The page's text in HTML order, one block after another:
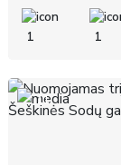
1 1
11